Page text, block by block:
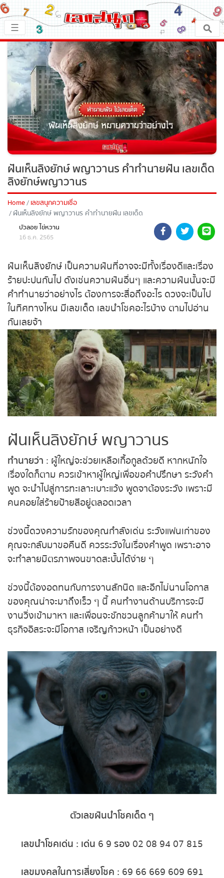
หน้าหลัก
เลขเด็ด
ตรวจเลขสนุก
เลขสนุกมงคล
เลขสนุกคนดัง
เลขสนุกความเชื่อ
หวยสด
ถ่ายทอดสดหวยรัฐบาล
ถ่ายทอดสดหวยออมสิน
ถ่ายทอดสดหวย ธกส.
ถ่ายทอดสดหวยลาว
ถ่ายทอดสดหวยลาว ซุปเปอร์
ถ่ายทอดสดหวยฮานอย
ถ่ายทอดสดหวยฮานอยพิเศษ
ถ่ายทอดสดหวยญีปุ่น
ถ่ายทอดสดหวยไต้หวัน
ถ่ายทอดสดหวยกัมพูชา
หวยหุ้นสด
หวยหุ้นไทย เย็น
หวยหุ้นเกาหลี
หวยหุ้นนิเคอิ เช้า
หวยหุ้นฮั่งเส็ง เช้า
หวยหุ้นฮั่งเส็ง บ่าย
หวยหุ้นจีน เช้า
หวยหุ้นจีน บ่าย
หวยหุ้นไต้หวัน
×
☰
ฝันเห็นลิงยักษ์ พญาวานร คำทำนายฝัน เลข
เด็ด ลิงยักษ์พญาวานร
Home เลขสนุกความเชื่อ
ฝันเห็นลิงยักษ์ พญาวานร คำทำนายฝัน เลขเด็ด
บัวลอย ไข่หวาน
16 ธ.ค. 2565
ฝันเห็นลิงยักษ์ เป็นความฝันที่อาจจะมีทั้งเรื่องดีและ
เรื่องร้ายปะปนกันไป ดังเช่นความฝันอื่นๆ และความฝัน
นั้นจะมีคำทำนายว่าอย่างไร ต้องการจะสื่อถึงอะไร ดวง
จะเป็นไปในทิศทางไหน มีเลขเด็ด เลขนำโชคอะไรบ้าง
ตามไปอ่านกันเลยจ้า
ฝันเห็นลิงยักษ์ พญาวานร
ทำนายว่า
: ผู้ใหญ่จะช่วยเหลือเกื้อกูลด้วยดี หากหนักใจ
เรื่องใดก็ตาม ควรเข้าหาผู้ใหญ่เพื่อขอคำปรึกษา ระวัง
คำพูด จะนำไปสู่การทะเลาะเบาะแว้ง พูดจาต้องระวัง
เพราะมีคนคอยใส่ร้ายป้ายสีอยู่ตลอดเวลา
ช่วงนี้ดวงความรักของคุณกำลังเด่น ระวังแฟนเก่า
ของคุณจะกลับมาขอคืนดี ควรระวังในเรื่องคำพูด
เพราะอาจจะทำลายมิตรภาพจนขาดสะบั้นได้ง่าย ๆ
ช่วงนี้ต้องอดทนกับการงานสักนิด และอีกไม่นานโอกาส
ของคุณน่าจะมาถึงเร็ว ๆ นี้ คนทำงานด้านบริการจะมี
งานวิ่งเข้ามาหา และเพื่อนจะชักชวนลูกค้ามาให้ คนทำ
ธุรกิจอิสระจะมีโอกาส เจริญก้าวหน้า เป็นอย่างดี
x ปิดโฆษณา